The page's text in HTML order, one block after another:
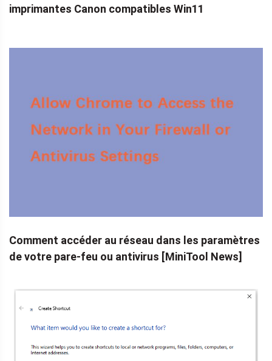
imprimantes Canon compatibles Win11
Comment accéder au réseau dans les paramètres
de votre pare-feu ou antivirus [MiniTool News]